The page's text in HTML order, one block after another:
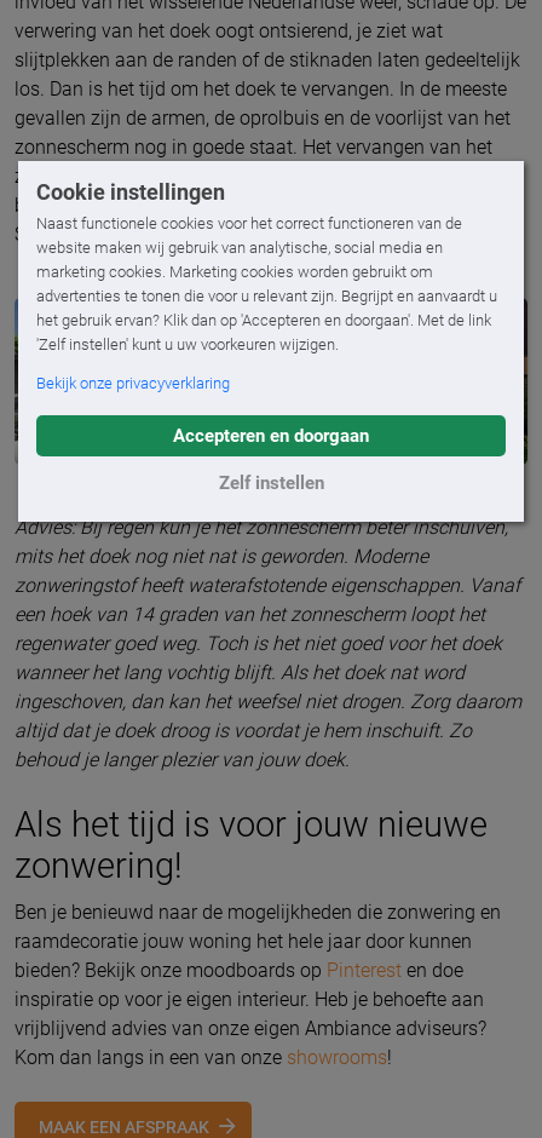
Cookie instellingen
Naast functionele cookies voor het correct functioneren van de
website maken wij gebruik van analytische, social media en
marketing cookies. Marketing cookies worden gebruikt om
advertenties te tonen die voor u relevant zijn. Begrijpt en aanvaardt u
het gebruik ervan? Klik dan op 'Accepteren en doorgaan'. Met de link
'Zelf instellen' kunt u uw voorkeuren wijzigen.
Bekijk onze privacyverklaring
Accepteren en doorgaan
Zelf instellen
verwering van het doek oogt ontsierend, je ziet wat
slijtplekken aan de randen of de stiknaden laten gedeeltelijk
los. Dan is het tijd om het doek te vervangen. In de meeste
gevallen zijn de armen, de oprolbuis en de voorlijst van het
zonnescherm nog in goede staat. Het vervangen van het
zonneschermdoek is doorgaans geen tijdrovende klus. Zo
bespaar je geld en kan je kiezen voor een nieuw design.
Streepjes of effen, aan jou de keuze!
Advies: Bij regen kun je het zonnescherm beter inschuiven,
mits het doek nog niet nat is geworden. Moderne
zonweringstof heeft waterafstotende eigenschappen. Vanaf
een hoek van 14 graden van het zonnescherm loopt het
regenwater goed weg. Toch is het niet goed voor het doek
wanneer het lang vochtig blijft. Als het doek nat word
ingeschoven, dan kan het weefsel niet drogen. Zorg daarom
altijd dat je doek droog is voordat je hem inschuift. Zo
behoud je langer plezier van jouw doek.
Als het tijd is voor jouw nieuwe
zonwering!
Ben je benieuwd naar de mogelijkheden die zonwering en
raamdecoratie jouw woning het hele jaar door kunnen
bieden? Bekijk onze moodboards op Pinterest en doe
inspiratie op voor je eigen interieur. Heb je behoefte aan
vrijblijvend advies van onze eigen Ambiance adviseurs?
Kom dan langs in een van onze showrooms!
MAAK EEN AFSPRAAK